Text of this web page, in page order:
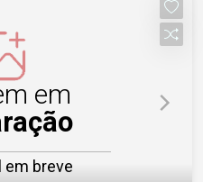
em
em breve